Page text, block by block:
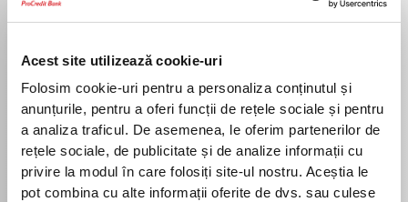
Acest site utilizează cookie-uri
Folosim cookie-uri pentru a personaliza conținutul și
anunțurile, pentru a oferi funcții de rețele sociale și pentru
a analiza traficul. De asemenea, le oferim partenerilor de
rețele sociale, de publicitate și de analize informații cu
privire la modul în care folosiți site-ul nostru. Aceștia le
pot combina cu alte informații oferite de dvs. sau culese
3
Activezi cardul prin SMS
Odată cu primirea cardului, vei obține și detaliile pentru
activarea acestuia. Procesul este simplu: trimiți un SMS
la numărul indicat și vei primi codul PIN. Din acest
moment, poți realiza orice tranzacție utilizând noul tău
cod PIN.